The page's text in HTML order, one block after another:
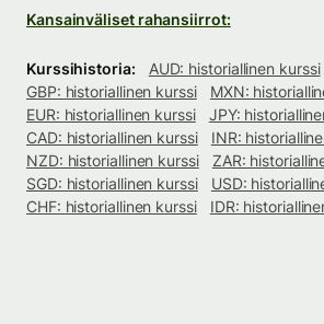
Kansainväliset rahansiirrot:
Kurssihistoria:
AUD: historiallinen kurssi
GBP: historiallinen kurssi
MXN:
EUR: historiallinen kurssi
JPY:
CAD: historiallinen kurssi
INR:
NZD: historiallinen kurssi
ZAR:
SGD: historiallinen kurssi
USD:
CHF: historiallinen kurssi
IDR: